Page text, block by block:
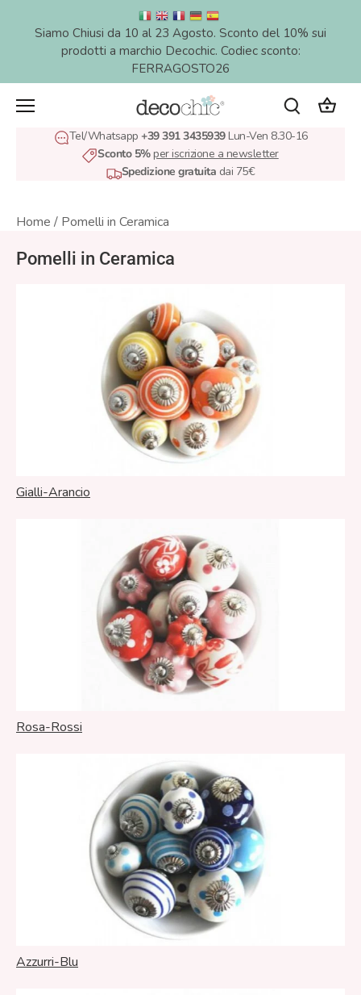
Siamo Chiusi da 10 al 23 Agosto. Sconto del 10% sui
prodotti a marchio Decochic. Codiec sconto:
FERRAGOSTO26
Tel/Whatsapp +39 391 3435939Lun-Ven 8.30-16
Sconto 5%per iscrizione a newsletter
Spedizione gratuita dai 75€
Home / Pomelli in Ceramica
Pomelli in Ceramica
Gialli-Arancio
Rosa-Rossi
Azzurri-Blu